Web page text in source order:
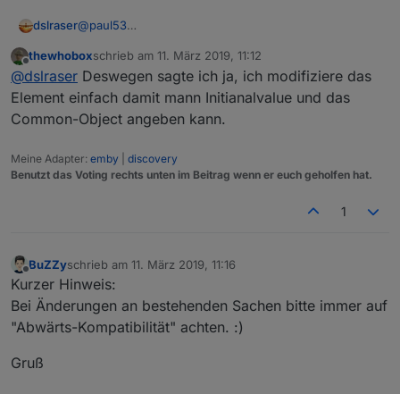
dslraser@paul53
ich nicht angeben. Ich muß dann also immer nochmal
da rein und zusätzliche Angaben machen bzw.
ändern.
Offline
thewhoboxschrieb am 11. März 2019, 11:12
zuletzt editiert von
@dslraser Deswegen sagte ich ja, ich modifiziere das
Element einfach damit mann Initianalvalue und das
Common-Object angeben kann.
Meine Adapter: emby
discovery
Benutzt das Voting rechts unten im Beitrag wenn er euch geholfen hat.
1
Offline
BuZZyschrieb am 11. März 2019, 11:16
zuletzt editiert von
Kurzer Hinweis:
Bei Änderungen an bestehenden Sachen bitte immer auf
"Abwärts-Kompatibilität" achten. :)
Gruß